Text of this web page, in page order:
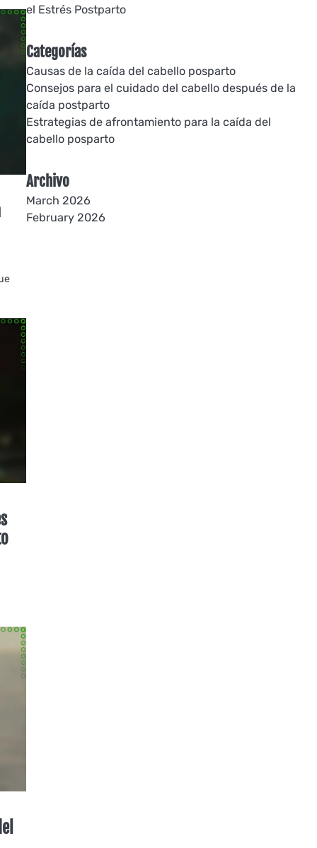
el Estrés Postparto
Categorías
Causas de la caída del cabello posparto
Consejos para el cuidado del cabello después de la
caída postparto
Estrategias de afrontamiento para la caída del
cabello posparto
Archivo
March 2026
February 2026